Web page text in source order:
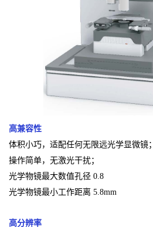
高兼容性
体积小巧，适配任何无限远光学显微镜；
操作简单，无激光干扰；
光学物镜最大数值孔径 0.8
光学物镜最小工作距离 5.8mm
高分辨率